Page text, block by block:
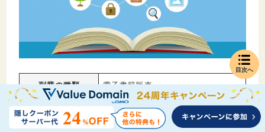
副業の種類 電子書籍販売
難易度 ★★★☆☆
目次へ